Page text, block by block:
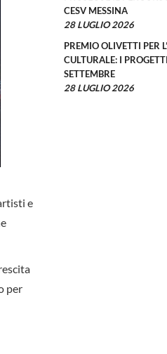
e
per
CESV MESSINA
28 LUGLIO 2026
PREMIO OLIVETTI PER
CULTURALE: I
SETTEMBRE
28 LUGLIO 2026